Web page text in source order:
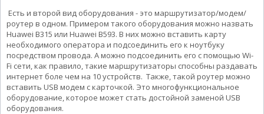
Есть и второй вид оборудования - это маршрутизатор/модем/
роутер в одном. Примером такого оборудования можно назвать
Huawei B315 или Huawei B593. В них можно вставить карту
необходимого оператора и подсоединить его к ноутбуку
посредством провода. А можно подсоединить его с помощью Wi-
Fi сети, как правило, такие маршрутизаторы способны раздавать
интернет боле чем на 10 устройств. Также, такой роутер можно
вставить USB модем с карточкой. Это многофункциональное
оборудование, которое может стать достойной заменой USB
оборудования.